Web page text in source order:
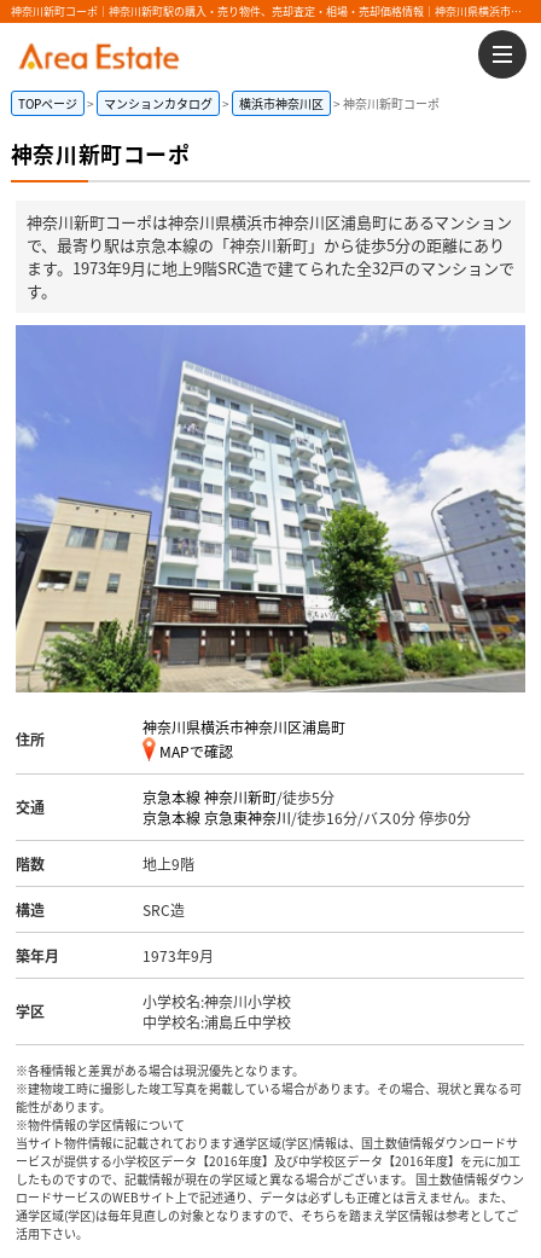
神奈川新町コーポ｜神奈川新町駅の購入・売り物件、売却査定・相場・売却価格情報｜神奈川県横浜市神奈川区浦島町のマンション情報｜エリアエステート
TOPページ マンションカタログ 横浜市神奈川区 神奈川新町コーポ
神奈川新町コーポ
神奈川新町コーポは神奈川県横浜市神奈川区浦島町にあるマンション
で、最寄り駅は京急本線の「神奈川新町」から徒歩5分の距離にあり
ます。1973年9月に地上9階SRC造で建てられた全32戸のマンションで
す。
住所
神奈川県横浜市神奈川区浦島町
MAPで確認
交通 京急本線神奈川新町/徒歩5分
京急本線京急東神奈川/徒歩16分/バス0分 停歩0分
階数 地上9階
構造 SRC造
築年月 1973年9月
学区
小学校名:神奈川小学校
中学校名:浦島丘中学校
※各種情報と差異がある場合は現況優先となります。
※建物竣工時に撮影した竣工写真を掲載している場合があります。その場合、現状と異なる可
能性があります。
※物件情報の学区情報について
当サイト物件情報に記載されております通学区域(学区)情報は、国土数値情報ダウンロードサ
ービスが提供する小学校区データ【2016年度】及び中学校区データ【2016年度】を元に加工
したものですので、記載情報が現在の学区域と異なる場合がございます。 国土数値情報ダウン
ロードサービスのWEBサイト上で記述通り、データは必ずしも正確とは言えません。また、
通学区域(学区)は毎年見直しの対象となりますので、そちらを踏まえ学区情報は参考としてご
活用下さい。